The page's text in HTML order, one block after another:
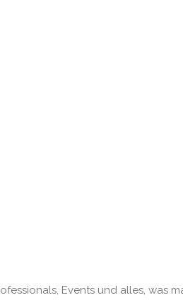
Events und alles, was